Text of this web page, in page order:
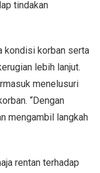
tindakan
kondisi korban serta
lebih lanjut.
menelusuri
“Dengan
mengambil langkah
rentan terhadap